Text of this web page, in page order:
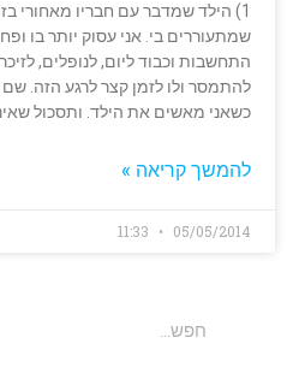
1) הילד שמדבר עם חבריו מאחורי
שמתעוררים בי. אני עסוק יותר בו
התחשבות וכבוד ליום, לנופלים,
להתמסר ולו לזמן קצר לרגע הזה.
כשאני מאשים את הילד. ותסכול
להמשך קריאה »
05/05/2014